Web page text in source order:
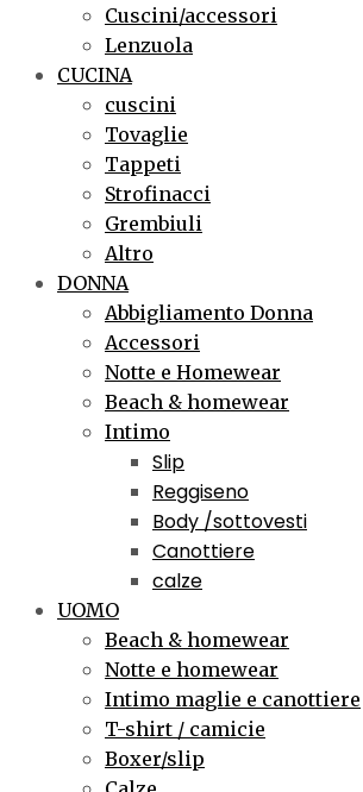
Cuscini/accessori
Lenzuola
CUCINA
cuscini
Tovaglie
Tappeti
Strofinacci
Grembiuli
Altro
DONNA
Abbigliamento Donna
Accessori
Notte e Homewear
Beach & homewear
Intimo
Slip
Reggiseno
Body /sottovesti
Canottiere
calze
UOMO
Beach & homewear
Notte e homewear
Intimo maglie e canottiere
T-shirt / camicie
Boxer/slip